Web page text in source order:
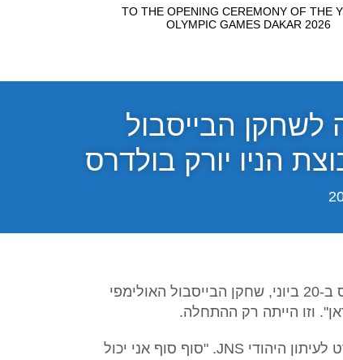
הבייסבול
הניו יורק בולדרס
בהופעת הבכורה הביתית שלו בקבוצת הניו יורק בולדרס ב-20 ביוני, שחקן הבייסבול האולימפי
"זה מדהים להיות כאן. חיכיתי לזה המון זמן", אמר לונגרט לעיתון היהודי JNS. "סוף סוף אני יכול